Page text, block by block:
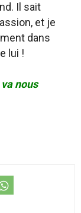
Il sait
et je
dans
lui !
nous